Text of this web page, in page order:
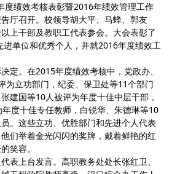
度绩效考核表彰暨2016年绩效管理工作
厅召开。校领导胡大平、马蜂、郭友
上干部及教职工代表参会。大会表彰了
单位和优秀个人，并就2016年度绩效工
定。在2015年度绩效考核中，党政办、
为立功部门，纪委、保卫处等11个部门
建国等10人被评为年度十佳中层干部，
度十佳专任教师，白锐华、朱德琳等10
。这些立功、优胜部门和先进个人代表
们举着金光闪闪的奖牌，戴着鲜艳的红
笑容。
表上台发言。高职教务处处长张红卫、